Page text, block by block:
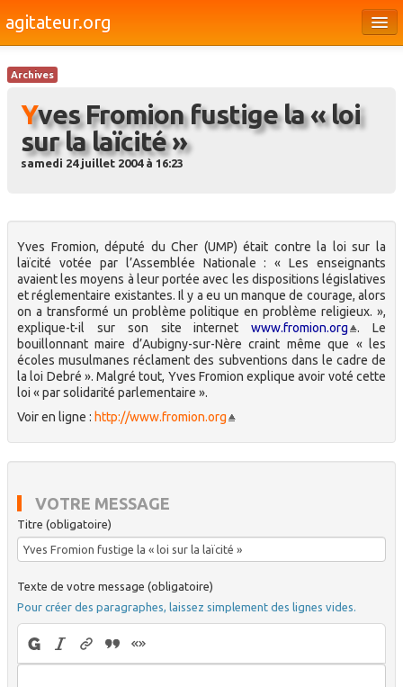
agitateur.org
Société
Culture
Brèves
Archives
Yves Fromion fustige la « loi
sur la laïcité »
samedi 24 juillet 2004 à 16:23
Yves Fromion, député du Cher (UMP) était contre la loi sur la
laïcité votée par l’Assemblée Nationale : « Les enseignants
avaient les moyens à leur portée avec les dispositions législatives
et réglementaire existantes. Il y a eu un manque de courage, alors
on a transformé un problème politique en problème religieux. »,
explique-t-il sur son site internetwww.fromion.org
. Le
bouillonnant maire d’Aubigny-sur-Nère craint même que « les
écoles musulmanes réclament des subventions dans le cadre de
la loi Debré ». Malgré tout, Yves Fromion explique avoir voté cette
loi « par solidarité parlementaire ».
Voir en ligne : http://www.fromion.org
VOTRE MESSAGE
Titre (obligatoire)
Texte de votre message (obligatoire)
Pour créer des paragraphes, laissez simplement des lignes vides.